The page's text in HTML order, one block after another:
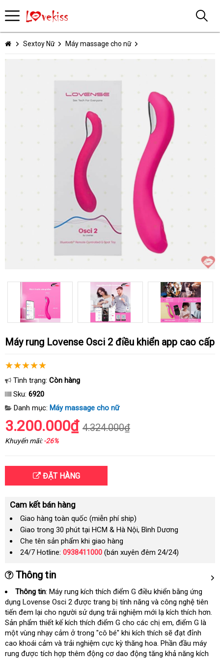
Sextoy Nữ Máy massage cho nữ
Máy rung Lovense Osci 2 điều khiển app cao cấp
Tình trạng: Còn hàng
Sku: 6920
Danh mục: Máy massage cho nữ
3.200.000₫ 4.324.000₫
Khuyến mãi:-26%
ĐẶT HÀNG
Cam kết bán hàng
Giao hàng toàn quốc (miễn phí ship)
Giao trong 30 phút tại HCM & Hà Nội, Bình Dương
Che tên sản phẩm khi giao hàng
24/7 Hotline: 0938411000 (bán xuyên đêm 24/24)
Thông tin
Thông tin: Máy rung kích thích điểm G điều khiển bằng ứng
dụng Lovense Osci 2 đại
lý
được trang bị tính năng và công nghệ tiên
tiến đem lại cho người sử dụng trải nghiệm mới lạ kích thích hơnbỏ
.
Sản phẩm thiết kế kích thích điểm G cho các chị emăn
trộm
, điểm G là
một vùng nhạy cảm ở trong "cô bé" khi kích thích trung
tâm
sẽ đạt đỉnh
cao khoái cảm và trải nghiệm cực kỳ thăng hoaTrung
Quốc
. Phần đầu máy
rung nước
được tích hợp thêm động cơ danh
dao động tăng khả năng kích